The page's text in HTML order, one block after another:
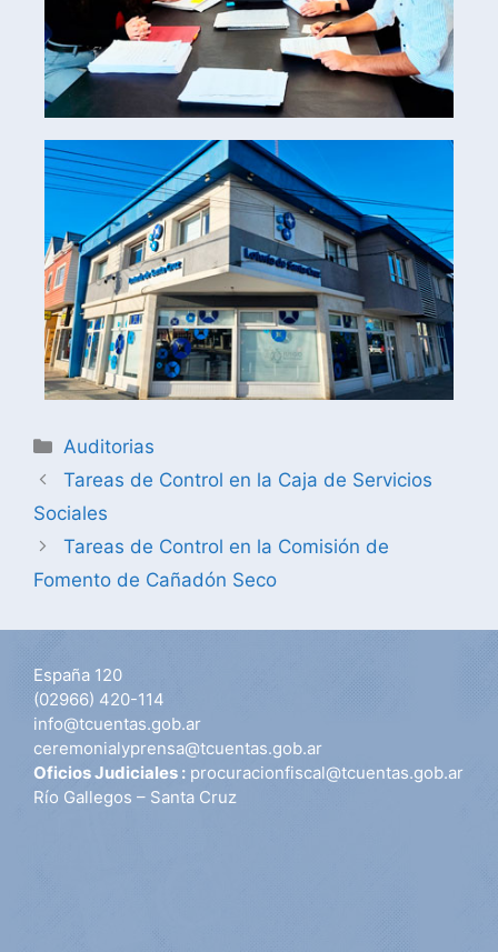
Auditorias
Tareas de Control en la Caja de Servicios
Sociales
Tareas de Control en la Comisión de
Fomento de Cañadón Seco
España 120
(02966) 420-114
info@tcuentas.gob.ar
ceremonialyprensa@tcuentas.gob.ar
Oficios Judiciales : procuracionfiscal@tcuentas.gob.ar
Río Gallegos – Santa Cruz